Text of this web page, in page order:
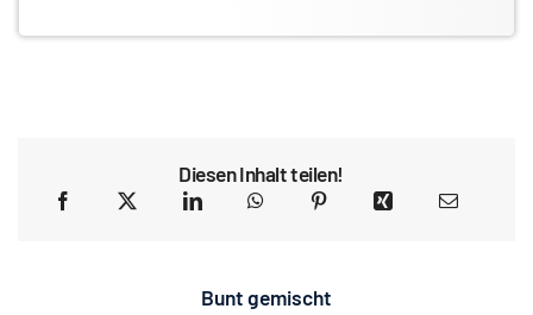
Diesen Inhalt teilen!
Bunt gemischt